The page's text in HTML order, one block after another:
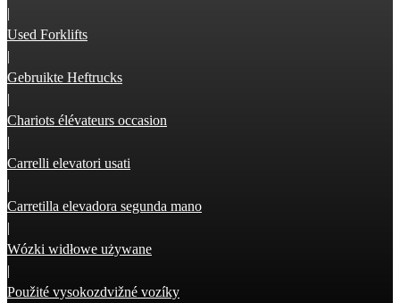
|
Used Forklifts
|
Gebruikte Heftrucks
|
Chariots élévateurs occasion
|
Carrelli elevatori usati
|
Carretilla elevadora segunda mano
|
Wózki widłowe używane
|
Použité vysokozdvižné vozíky